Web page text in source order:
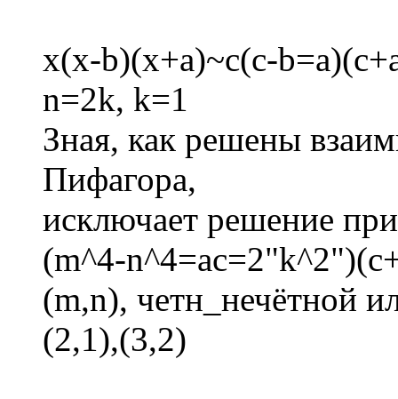
x(x-b)(x+a)~c(c-
n=2k, k=1
Зная, как решены
Пифагора,
исключает решение
(m^4-
(m,n), четн_нечётной
(2,1),(3,2)